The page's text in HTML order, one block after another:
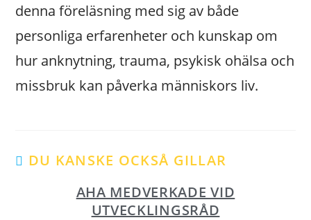
denna föreläsning med sig av både
personliga erfarenheter och kunskap om
hur anknytning, trauma, psykisk ohälsa och
missbruk kan påverka människors liv.
DU KANSKE OCKSÅ GILLAR
AHA MEDVERKADE VID
UTVECKLINGSRÅD